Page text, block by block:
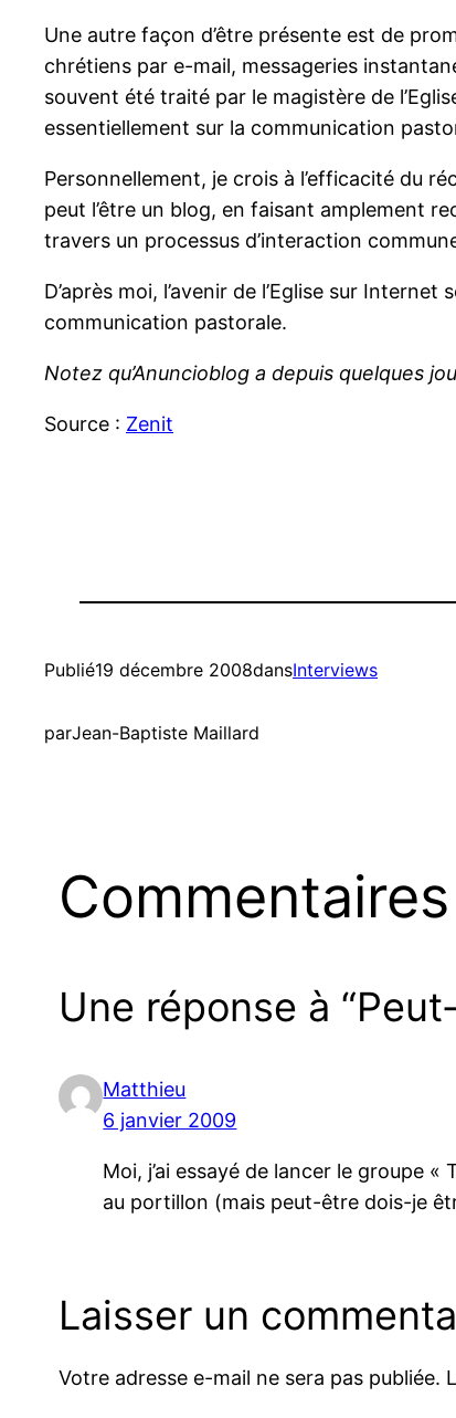
Une autre façon d’être présente est de
chrétiens par e-mail, messageries
souvent été traité par le magistère de
essentiellement sur la communication
Personnellement, je crois à l’efficacité du
peut l’être un blog, en faisant amplement
travers un processus d’interaction
D’après moi, l’avenir de l’Eglise sur
communication pastorale.
Notez qu’Anuncioblog a depuis quelques
Source : Zenit
Publié19 décembre 2008dansInterviews
parJean-Baptiste Maillard
Commentaires
Une réponse à
Matthieu
6 janvier 2009
Moi, j’ai essayé de lancer le groupe
au portillon (mais peut-être dois-je
Laisser un
Votre adresse e-mail ne sera pas publiée.